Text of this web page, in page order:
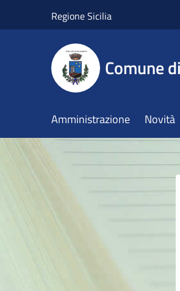
Regione Sicilia
Comune
Amministrazione Novità